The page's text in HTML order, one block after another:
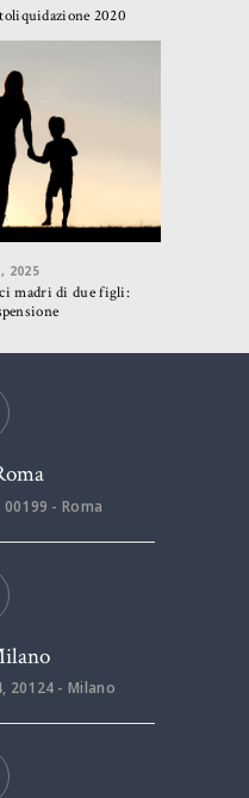
2020
2025
madri di due figli:
- Roma
20124 - Milano